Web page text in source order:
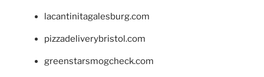
lacantinitagalesburg.com
pizzadeliverybristol.com
greenstarsmogcheck.com